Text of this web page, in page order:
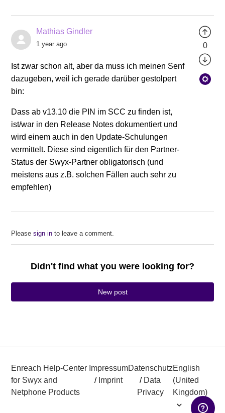
Mathias Gindler
1 year ago
Ist zwar schon alt, aber da muss ich meinen Senf
dazugeben, weil ich gerade darüber gestolpert
bin:
Dass ab v13.10 die PIN im SCC zu finden ist,
ist/war in den Release Notes dokumentiert und
wird einem auch in den Update-Schulungen
vermittelt. Diese sind eigentlich für den Partner-
Status der Swyx-Partner obligatorisch (und
meistens aus z.B. solchen Fällen auch sehr zu
empfehlen)
0
Pleasesign in to leave a comment.
Didn't find what you were looking for?
New post
Enreach Help-Center
for Swyx and
Netphone Products
Impressum
/ Imprint
Datenschutz
/ Data
Privacy
English
(United
Kingdom)